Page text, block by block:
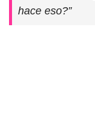
hace eso?”